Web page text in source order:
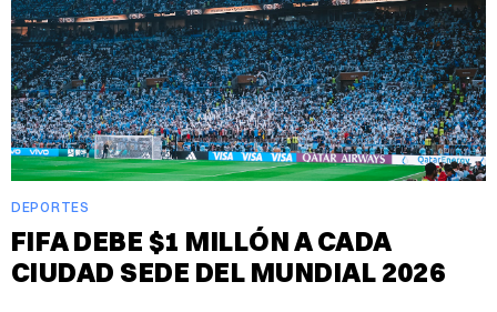
DEPORTES
FIFA DEBE $1 MILLÓN A CADA
CIUDAD SEDE DEL MUNDIAL 2026